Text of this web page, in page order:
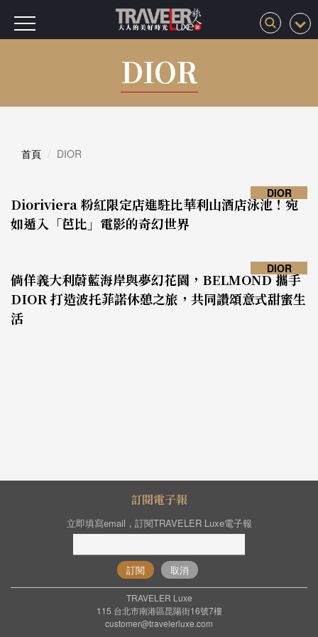
DIOR
首頁 DIOR
Dioriviera 粉紅限定店進駐比華利山酒店泳池！宛
如遁入「芭比」電影的奇幻世界
DIOR
倘佯義大利蔚藍海岸與夢幻花園，BELMOND 攜手
DIOR 打造波托菲諾休憩之旅，共同讚頌意式甜蜜生
活
DIOR
訂閱電子報
立即填寫email，訂閱TRAVELER Luxe電子報
訂閱 取消
TRAVELER Luxe
115 台北市南港區昆陽街16號7樓
customer@travelerluxe.com